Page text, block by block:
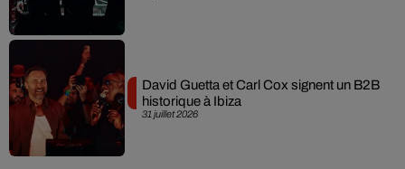
31 juillet 2026
David Guetta et Carl Cox signent un B2B
historique à Ibiza